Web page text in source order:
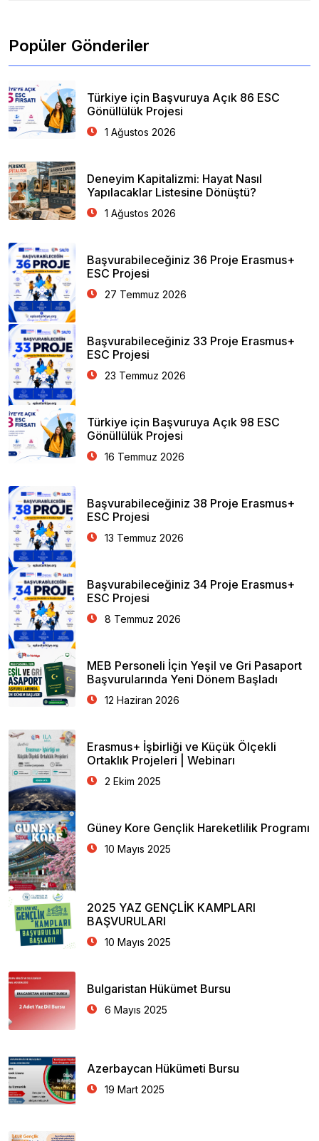
Popüler Gönderiler
Türkiye için Başvuruya Açık 86 ESC
Gönüllülük Projesi
1 Ağustos 2026
Deneyim Kapitalizmi: Hayat Nasıl
Yapılacaklar Listesine Dönüştü?
1 Ağustos 2026
Başvurabileceğiniz 36 Proje Erasmus+
ESC Projesi
27 Temmuz 2026
Başvurabileceğiniz 33 Proje Erasmus+
ESC Projesi
23 Temmuz 2026
Türkiye için Başvuruya Açık 98 ESC
Gönüllülük Projesi
16 Temmuz 2026
Başvurabileceğiniz 38 Proje Erasmus+
ESC Projesi
13 Temmuz 2026
Başvurabileceğiniz 34 Proje Erasmus+
ESC Projesi
8 Temmuz 2026
MEB Personeli İçin Yeşil ve Gri Pasaport
Başvurularında Yeni Dönem Başladı
12 Haziran 2026
Erasmus+ İşbirliği ve Küçük Ölçekli
Ortaklık Projeleri | Webinarı
2 Ekim 2025
Güney Kore Gençlik Hareketlilik Programı
10 Mayıs 2025
2025 YAZ GENÇLİK KAMPLARI
BAŞVURULARI
10 Mayıs 2025
Bulgaristan Hükümet Bursu
6 Mayıs 2025
Azerbaycan Hükümeti Bursu
19 Mart 2025